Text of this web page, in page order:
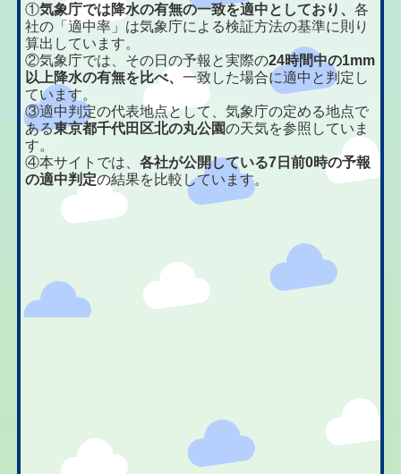
①気象庁では降水の有無の一致を適中としており、各
社の「適中率」は気象庁による検証方法の基準に則り
算出しています。
②気象庁では、その日の予報と実際の24時間中の1mm
以上降水の有無を比べ、一致した場合に適中と判定し
ています。
③適中判定の代表地点として、気象庁の定める地点で
ある東京都千代田区北の丸公園の天気を参照していま
す。
④本サイトでは、各社が公開している7日前0時の予報
の適中判定の結果を比較しています。